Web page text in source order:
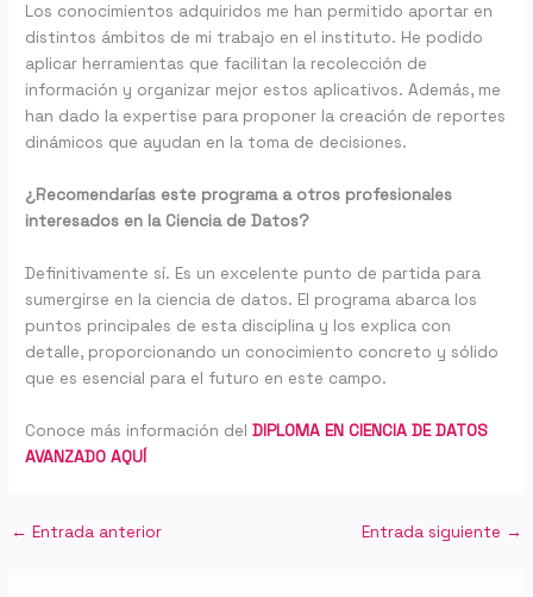
Los conocimientos adquiridos me han permitido aportar en
distintos ámbitos de mi trabajo en el instituto. He podido
aplicar herramientas que facilitan la recolección de
información y organizar mejor estos aplicativos. Además, me
han dado la expertise para proponer la creación de reportes
dinámicos que ayudan en la toma de decisiones.
¿Recomendarías este programa a otros profesionales
interesados en la Ciencia de Datos?
Definitivamente sí. Es un excelente punto de partida para
sumergirse en la ciencia de datos. El programa abarca los
puntos principales de esta disciplina y los explica con
detalle, proporcionando un conocimiento concreto y sólido
que es esencial para el futuro en este campo.
Conoce más información delDIPLOMA EN CIENCIA DE DATOS
AVANZADO AQUÍ
← Entrada anterior Entrada siguiente →